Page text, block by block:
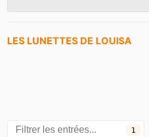
Entrées
LES LUNETTES DE LOUISA
1